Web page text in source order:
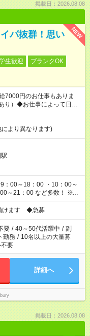
掲載日：2026.08.08
NEW
パ抜群！思い
生歓迎
ブランクOK
7000円のお仕事もありま
）◆お仕事によって日給も
より異なります)
：00～18：00 ・10：00～
など多数！ ※お
けます ◆急募
要 / 40～50代活躍中 / 副
勤務 / 10名以上の大量募
要
詳細へ
掲載日：2026.08.08